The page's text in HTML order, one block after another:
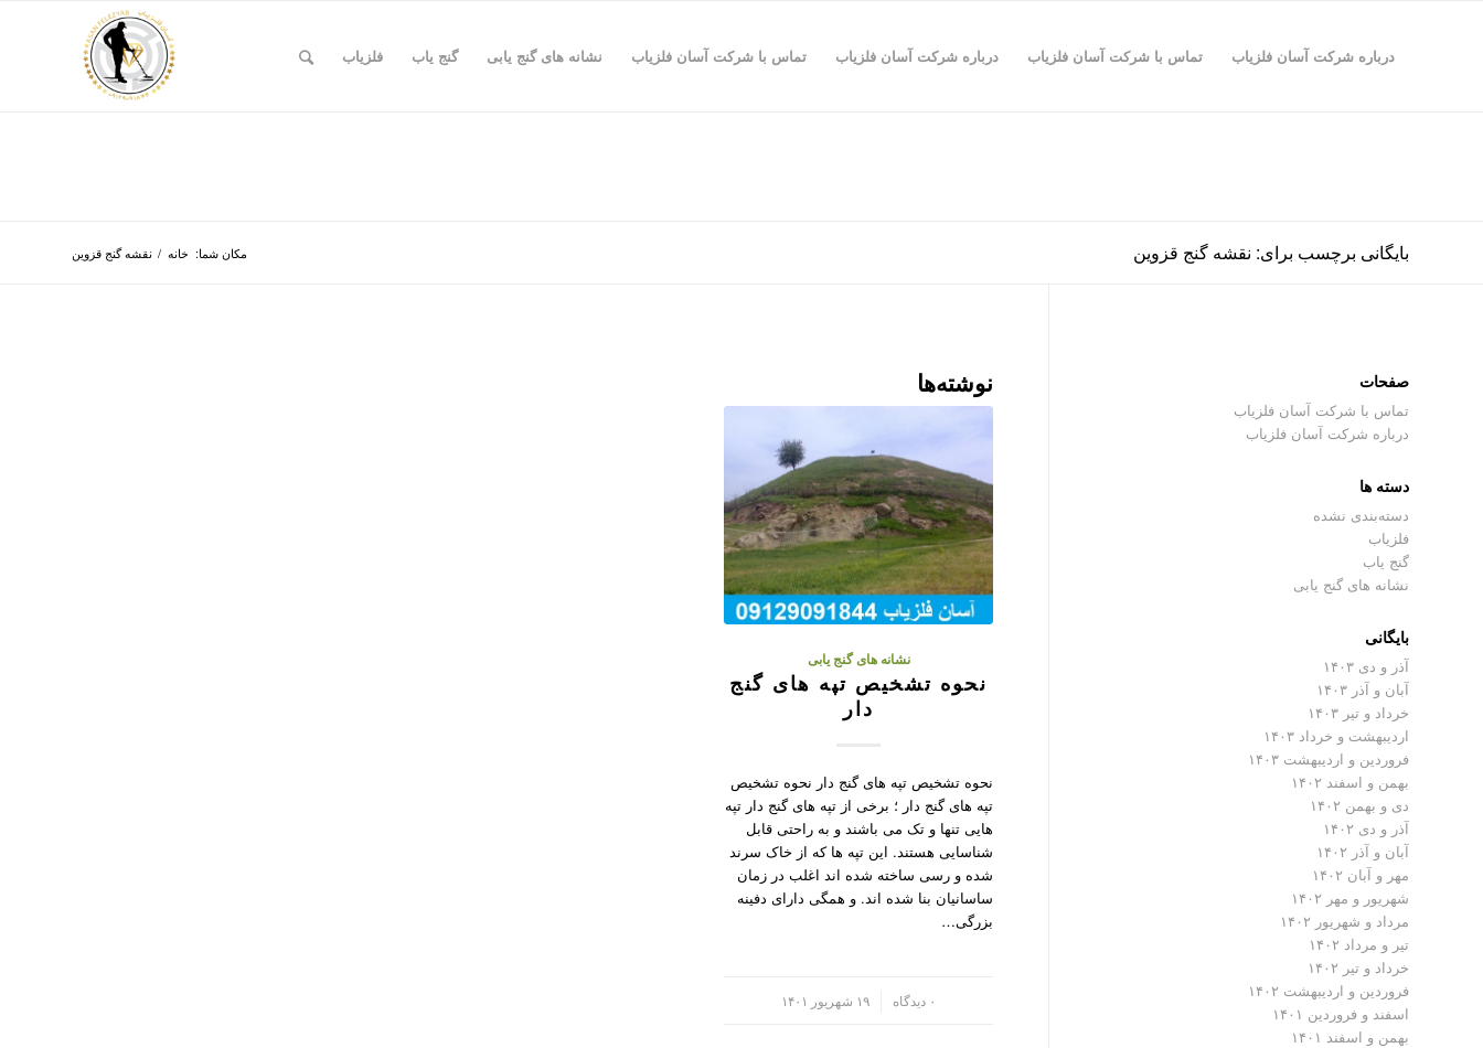
درباره شرکت آسان فلزیاب تماس با شرکت آسان فلزیاب درباره شرکت آسان فلزیاب تماس با شرکت آسان فلزیاب نشانه های گنج یابی گنج یاب فلزیاب
بایگانی برچسب برای: نقشه گنج قزوین مکان شما: خانه / نقشه گنج قزوین
نوشته‌ها
نشانه های گنج یابی
نحوه تشخیص تپه های گنج
دار
نحوه تشخیص تپه های گنج دار نحوه تشخیص
تپه های گنج دار ؛ برخی از تپه های گنج دار تپه
هایی تنها و تک می باشند و به راحتی قابل
شناسایی هستند. این تپه ها که از خاک سرند
شده و رسی ساخته شده اند اغلب در زمان
ساسانیان بنا شده اند. و همگی دارای دفینه
بزرگی…
۰ دیدگاه ۱۹ شهریور ۱۴۰۱
صفحات
تماس با شرکت آسان فلزیاب
درباره شرکت آسان فلزیاب
دسته ها
دسته‌بندی نشده
فلزیاب
گنج یاب
نشانه های گنج یابی
بایگانی
آذر و دی ۱۴۰۳
آبان و آذر ۱۴۰۳
خرداد و تیر ۱۴۰۳
اردیبهشت و خرداد ۱۴۰۳
فروردین و اردیبهشت ۱۴۰۳
بهمن و اسفند ۱۴۰۲
دی و بهمن ۱۴۰۲
آذر و دی ۱۴۰۲
آبان و آذر ۱۴۰۲
مهر و آبان ۱۴۰۲
شهریور و مهر ۱۴۰۲
مرداد و شهریور ۱۴۰۲
تیر و مرداد ۱۴۰۲
خرداد و تیر ۱۴۰۲
فروردین و اردیبهشت ۱۴۰۲
اسفند و فروردین ۱۴۰۱
بهمن و اسفند ۱۴۰۱